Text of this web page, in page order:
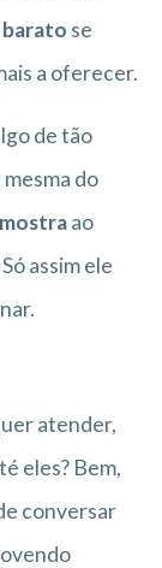
barato se
a oferecer.
de tão
do
ao
assim ele
atender,
eles? Bem,
conversar